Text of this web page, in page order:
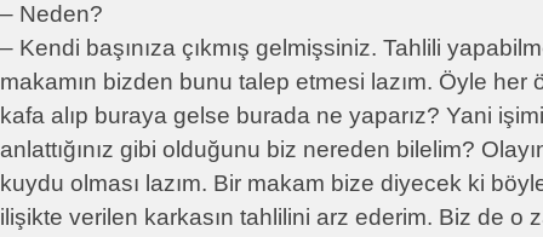
– Neden?
– Kendi başınıza çıkmış gelmişsiniz. Tahlili
makamın bizden bunu talep etmesi lazım. Öyle her
kafa alıp buraya gelse burada ne yaparız? Yani
anlattığınız gibi olduğunu biz nereden bilelim?
kuydu olması lazım. Bir makam bize diyecek ki
ilişikte verilen karkasın tahlilini arz ederim. Biz de o